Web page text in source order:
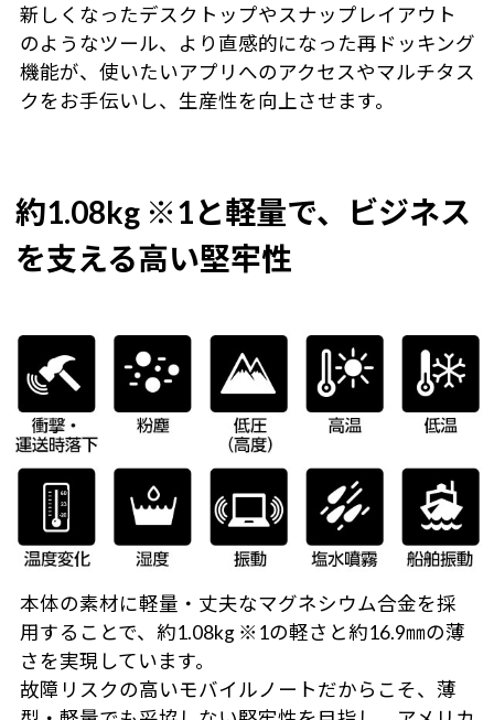
新しくなったデスクトップやスナップレイアウト
のようなツール、より直感的になった再ドッキング
機能が、使いたいアプリへのアクセスやマルチタス
クをお手伝いし、生産性を向上させます。
約1.08kg ※1と軽量で、ビジネス
を支える高い堅牢性
本体の素材に軽量・丈夫なマグネシウム合金を採
用することで、約1.08kg ※1の軽さと約16.9㎜の薄
さを実現しています。
故障リスクの高いモバイルノートだからこそ、薄